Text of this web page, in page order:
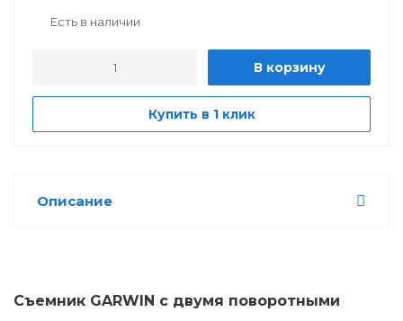
Есть в наличии
В корзину
Купить в 1 клик
Описание
Съемник GARWIN с двумя поворотными